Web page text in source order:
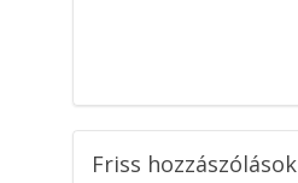
Friss hozzászólások